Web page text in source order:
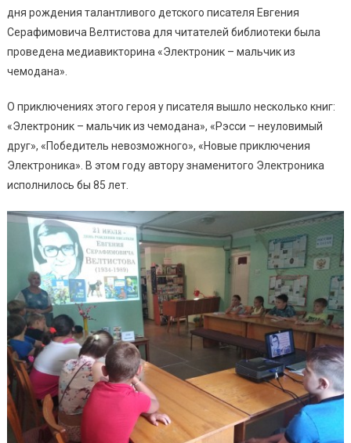
дня рождения талантливого детского писателя Евгения
Серафимовича Велтистова для читателей библиотеки была
проведена медиавикторина «Электроник – мальчик из
чемодана».
О приключениях этого героя у писателя вышло несколько книг:
«Электроник – мальчик из чемодана», «Рэсси – неуловимый
друг», «Победитель невозможного», «Новые приключения
Электроника». В этом году автору знаменитого Электроника
исполнилось бы 85 лет.